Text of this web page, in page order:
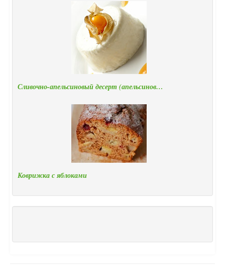
Сливочно-апельсиновый десерт (апельсинов…
Коврижка с яблоками